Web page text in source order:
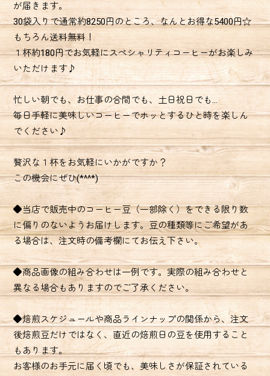
が届きます。
30袋入りで通常約8250円のところ、なんとお得な5400円☆
もちろん送料無料！
１杯約180円でお気軽にスペシャリティコーヒーがお楽しみ
いただけます♪
忙しい朝でも、お仕事の合間でも、土日祝日でも…
毎日手軽に美味しいコーヒーでホッとするひと時を楽しん
でください♪
贅沢な１杯をお気軽にいかがですか？
この機会にぜひ(*^^*)
◆当店で販売中のコーヒー豆（一部除く）をできる限り数
に偏りのないようお届けします。豆の種類等にご希望があ
る場合は、注文時の備考欄にてお伝え下さい。
◆商品画像の組み合わせは一例です。実際の組み合わせと
異なる場合もありますのでご了承ください。
◆焙煎スケジュールや商品ラインナップの関係から、注文
後焙煎豆だけではなく、直近の焙煎日の豆を使用すること
もあります。
お客様のお手元に届く頃でも、美味しさが保証されている